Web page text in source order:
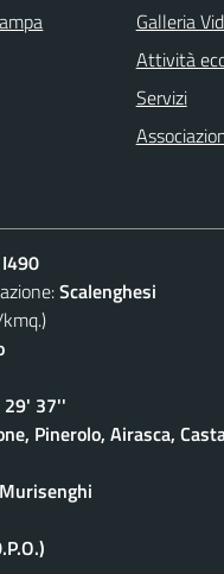
Galleria
Attività
Servizi
I490
Scalenghesi
29' 37''
Pinerolo, Airasca,